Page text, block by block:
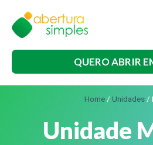
QUERO ABRIR
Home/ Unidades/
Unidade